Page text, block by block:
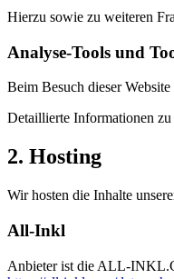
Hierzu sowie zu weiteren
Analyse-Tools und
Beim Besuch dieser
Detaillierte Informationen
2. Hosting
Wir hosten die Inhalte
All-Inkl
Anbieter ist die ALL-